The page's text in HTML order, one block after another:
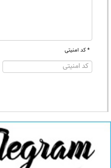
* کد امنیتی